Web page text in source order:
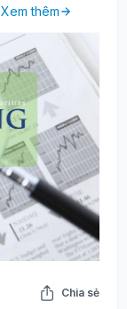
Xem thêm
Chia sẻ